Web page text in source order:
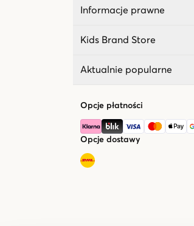
Informacje prawne
Kids Brand Store
Aktualnie popularne
Opcje płatności
Opcje dostawy